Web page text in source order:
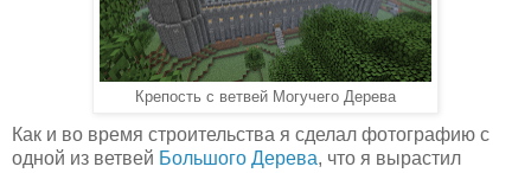
Крепость с ветвей Могучего Дерева
Как и во время строительства я сделал фотографию с
одной из ветвей Большого Дерева, что я вырастил